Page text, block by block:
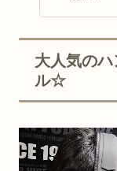
大人気の
ル☆